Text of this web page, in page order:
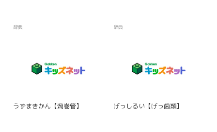
辞典 辞典
うずまきかん【渦巻管】 げっしるい【げっ歯類】